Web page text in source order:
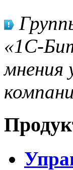
«1С-
мнения